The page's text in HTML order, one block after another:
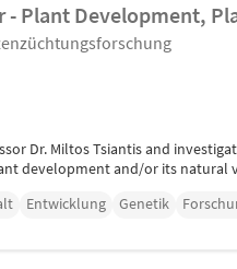
- Plant Development,
Dr. Miltos Tsiantis and
development and/or its natural
Entwicklung Genetik